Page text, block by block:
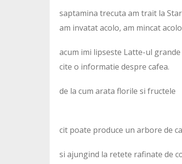
saptamina trecuta am trait la
am invatat acolo, am mincat
acum imi lipseste Latte-ul
cite o informatie despre cafea.
de la cum arata florile si fructele
cit poate produce un arbore de
si ajungind la retete rafinate de